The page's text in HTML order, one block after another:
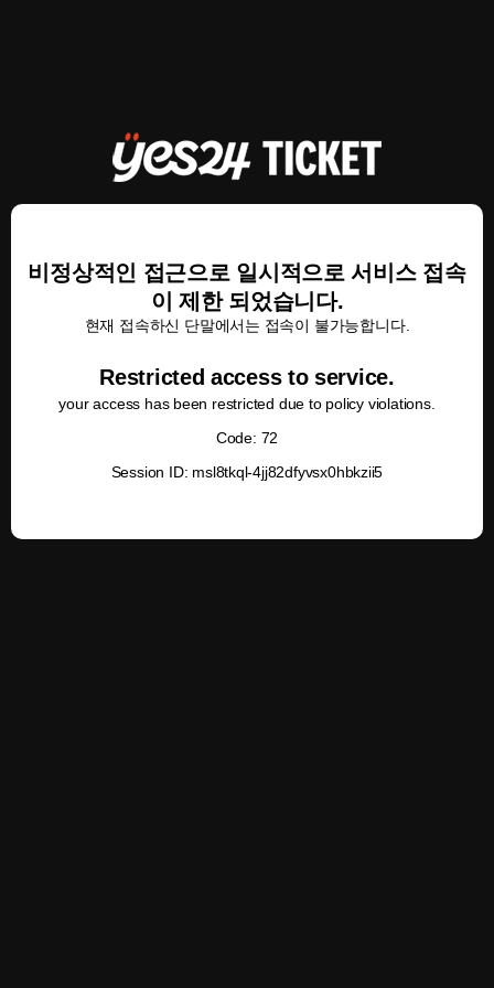
비정상적인 접근으로 일시적으로 서비스 접속
이 제한 되었습니다.
현재 접속하신 단말에서는 접속이 불가능합니다.
Restricted access to service.
your access has been restricted due to policy violations.
Code: 72
Session ID: msl8tkql-4jj82dfyvsx0hbkzii5